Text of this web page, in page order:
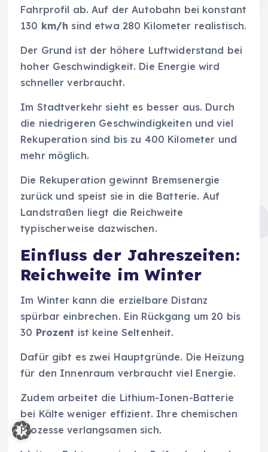
Fahrprofil ab. Auf der Autobahn bei konstant
130 km/h sind etwa 280 Kilometer realistisch.
Der Grund ist der höhere Luftwiderstand bei
hoher Geschwindigkeit. Die Energie wird
schneller verbraucht.
Im Stadtverkehr sieht es besser aus. Durch
die niedrigeren Geschwindigkeiten und viel
Rekuperation sind bis zu 400 Kilometer und
mehr möglich.
Die Rekuperation gewinnt Bremsenergie
zurück und speist sie in die Batterie. Auf
Landstraßen liegt die Reichweite
typischerweise dazwischen.
Einfluss der Jahreszeiten:
Reichweite im Winter
Im Winter kann die erzielbare Distanz
spürbar einbrechen. Ein Rückgang um 20 bis
30 Prozent ist keine Seltenheit.
Dafür gibt es zwei Hauptgründe. Die Heizung
für den Innenraum verbraucht viel Energie.
Zudem arbeitet die Lithium-Ionen-Batterie
bei Kälte weniger effizient. Ihre chemischen
Prozesse verlangsamen sich.